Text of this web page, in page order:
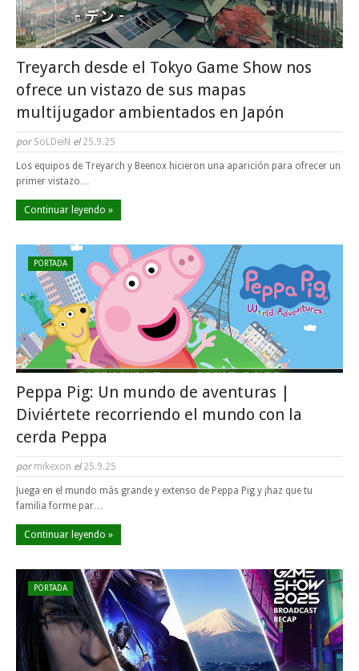
Treyarch desde el Tokyo Game Show nos
ofrece un vistazo de sus mapas
multijugador ambientados en Japón
por SoLDeiN el25.9.25
Los equipos de Treyarch y Beenox hicieron una aparición para ofrecer un
primer vistazo…
Continuar leyendo »
PORTADA
Peppa Pig: Un mundo de aventuras |
Diviértete recorriendo el mundo con la
cerda Peppa
por mikexon el25.9.25
Juega en el mundo más grande y extenso de Peppa Pig y ¡haz que tu
familia forme par…
Continuar leyendo »
PORTADA